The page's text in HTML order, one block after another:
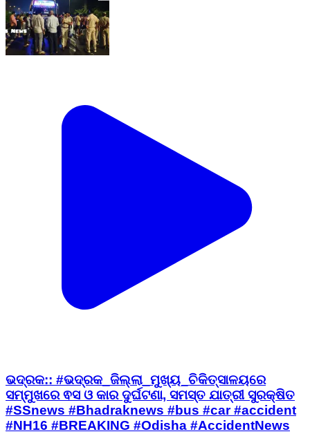
ଭଦ୍ରକ:: #ଭଦ୍ରକ_ଜିଲ୍ଲା_ମୁଖ୍ୟ_ଚିକିତ୍ସାଳୟରେ
ସମ୍ମୁଖରେ ଵସ ଓ କାର ଦୁର୍ଘଟଣା, ସମସ୍ତ ଯାତ୍ରୀ ସୁରକ୍ଷିତ
#SSnews #Bhadraknews #bus #car #accident
#NH16 #BREAKING #Odisha #AccidentNews